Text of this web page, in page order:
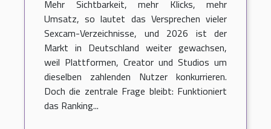
Mehr Sichtbarkeit, mehr Klicks, mehr
Umsatz, so lautet das Versprechen vieler
Sexcam-Verzeichnisse, und 2026 ist der
Markt in Deutschland weiter gewachsen,
weil Plattformen, Creator und Studios um
dieselben zahlenden Nutzer konkurrieren.
Doch die zentrale Frage bleibt: Funktioniert
das Ranking...